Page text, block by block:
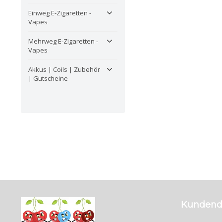
Einweg E-Zigaretten -
Vapes
Mehrweg E-Zigaretten -
Vapes
Akkus | Coils | Zubehör
| Gutscheine